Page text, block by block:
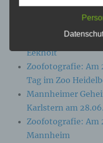
NEUESTE BEITRÄGE
Zoofotografie: Am
Eekholt
Zoofotografie: Am
Tag im Zoo
Mannheimer
Karlstern am
Zoofotografie: Am
Mannheim
Informationen, die
oder
Folgenden
angesehen, die
insbesondere
Kennung wie
Kennnummer, zu
Online-Kennung
besonderen
physischen,
psychischen,
sozialen Identität
sind, identifiziert